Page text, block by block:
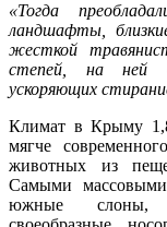
«Тогда
ландшафты,
жесткой
степей, на ней
ускоряющих
Климат в Крыму
мягче
животных из
Самыми
южные слоны,